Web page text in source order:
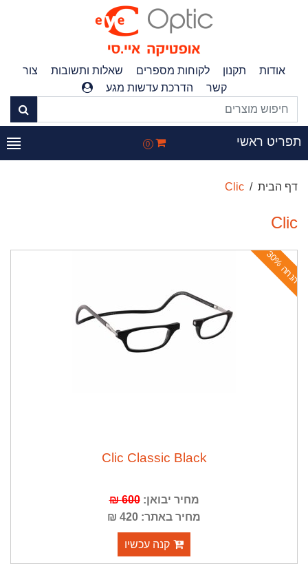
אודות תקנון לקוחות מספרים שאלות ותשובות
צור
קשר
הדרכת עדשות מגע
תפריט ראשי 0
דף הבית Clic
Clic
ה
נ
ח
ה
3
0
%
Clic Classic Black
מחיר יבואן:600 ₪
מחיר באתר: 420 ₪
קנה עכשיו